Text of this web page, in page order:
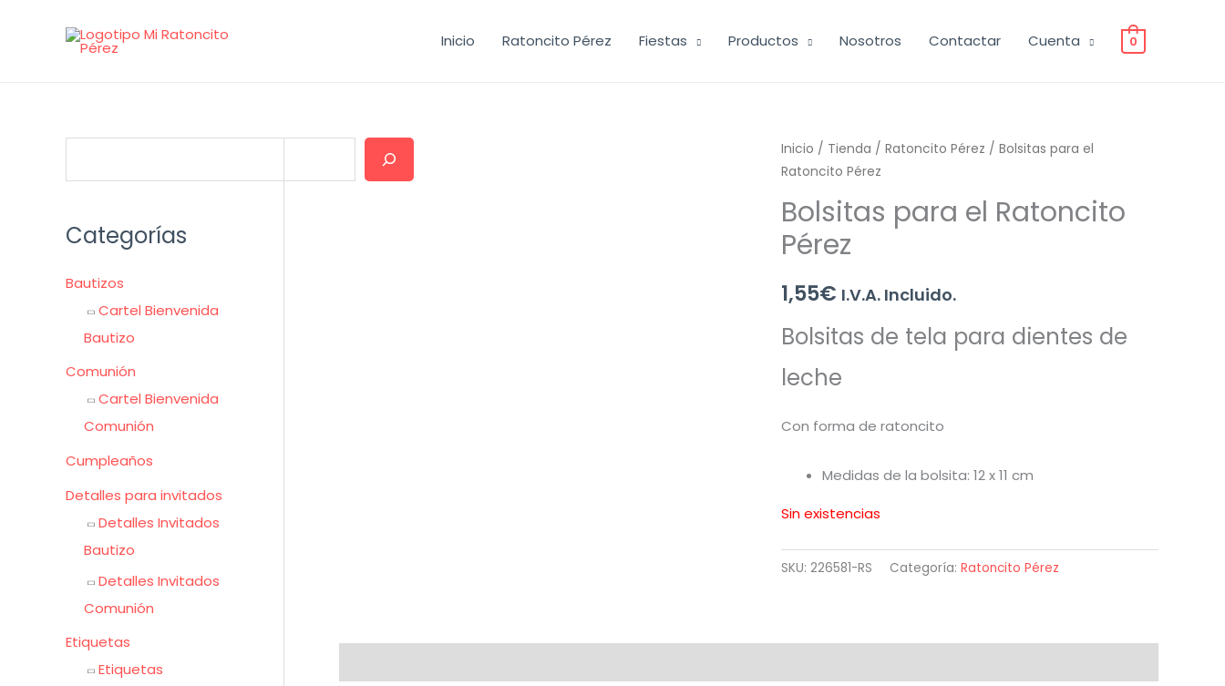
Inicio Ratoncito Pérez Fiestas Productos Nosotros Contactar Cuenta 0
u
c
Categorías
Bautizos
Cartel Bienvenida
Bautizo
Comunión
Cartel Bienvenida
Comunión
Cumpleaños
Detalles para invitados
Detalles Invitados
Bautizo
Detalles Invitados
Comunión
Etiquetas
Etiquetas
Inicio / Tienda /Ratoncito Pérez / Bolsitas para el
Ratoncito Pérez
Bolsitas para el Ratoncito
Pérez
1,55€ I.V.A. Incluido.
Bolsitas de tela para dientes de
leche
Con forma de ratoncito
Medidas de la bolsita: 12 x 11 cm
Sin existencias
SKU:226581-RS Categoría:Ratoncito Pérez